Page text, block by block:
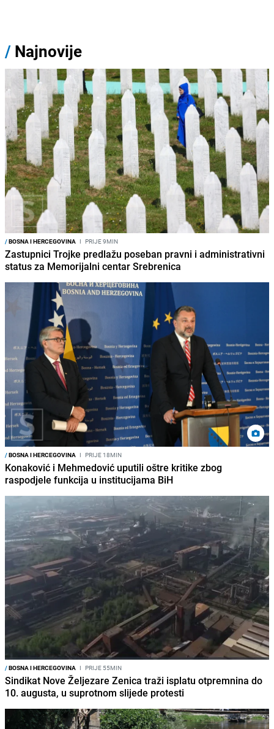
/ Najnovije
/BOSNA I HERCEGOVINA I PRIJE 9MIN
Zastupnici Trojke predlažu poseban pravni i administrativni
status za Memorijalni centar Srebrenica
/BOSNA I HERCEGOVINA I PRIJE 18MIN
Konaković i Mehmedović uputili oštre kritike zbog
raspodjele funkcija u institucijama BiH
/BOSNA I HERCEGOVINA I PRIJE 55MIN
Sindikat Nove Željezare Zenica traži isplatu otpremnina do
10. augusta, u suprotnom slijede protesti